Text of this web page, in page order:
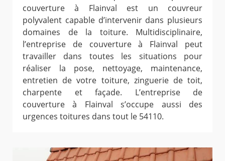
couverture à Flainval est un couvreur
polyvalent capable d’intervenir dans plusieurs
domaines de la toiture. Multidisciplinaire,
l’entreprise de couverture à Flainval peut
travailler dans toutes les situations pour
réaliser la pose, nettoyage, maintenance,
entretien de votre toiture, zinguerie de toit,
charpente et façade. L’entreprise de
couverture à Flainval s’occupe aussi des
urgences toitures dans tout le 54110.